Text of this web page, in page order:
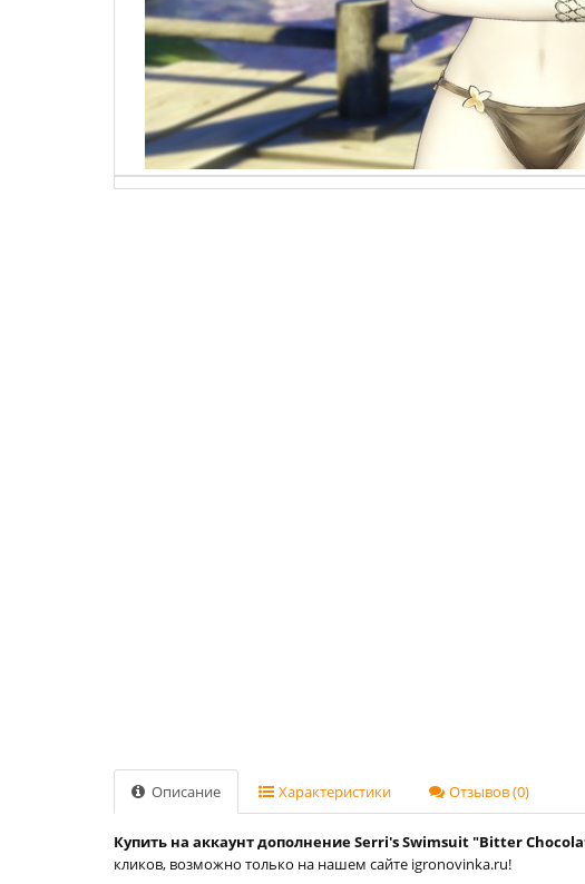
Описание Характеристики Отзывов (0)
Купить на аккаунт дополнение Serri's Swimsuit "Bitter
кликов, возможно только на нашем сайте igronovinka.ru!